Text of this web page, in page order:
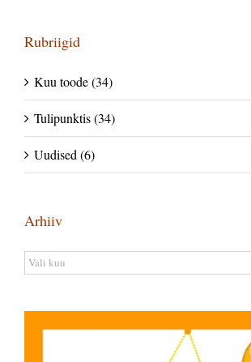
Rubriigid
Kuu toode (34)
Tulipunktis (34)
Uudised (6)
Arhiiv
Arhiiv